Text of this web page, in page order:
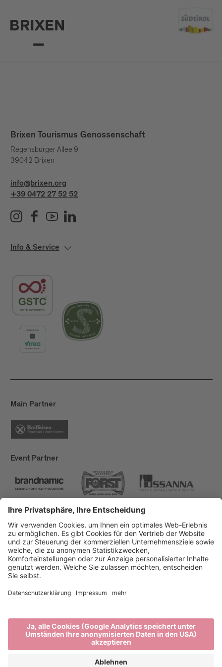
Brixen Tourismus Genossenschaft
Regensburger Allee 9
39042 Brixen
info@brixen.org
+39 0472 27 52 52
Info & Service
Main Partner
Event Partner
Brixen Tourismus
Privacy
Impressum
Förderungen
produced by